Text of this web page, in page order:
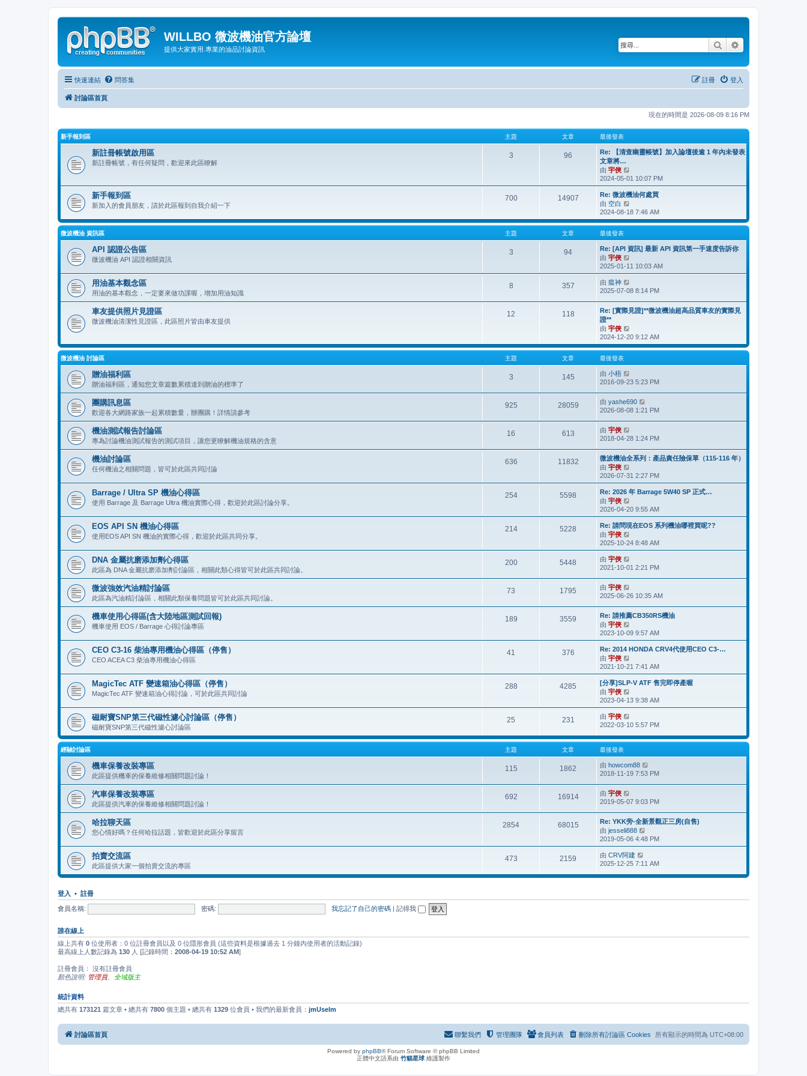
WILLBO 微波機油官方論壇
提供大家實用.專業的油品討論資訊 搜尋
快速連結 問答集 登入
註冊
討論區首頁
現在的時間是 2026-08-09 8:16 PM
新手報到區 主題 文章 最後發表
新註冊帳號啟用區
新註冊帳號，有任何疑問，歡迎來此區瞭解
3 96
Re: 【清查幽靈帳號】加入論壇後逾 1 年內未發表
文章將…
由 宇俠
視
最
後
表
2024-05-01 10:07 PM
新手報到區
新加入的會員朋友，請於此區報到自我介紹一下
700 14907
Re: 微波機油何處買
由 空白
視
最
發
表
2024-08-18 7:46 AM
微波機油 資訊區 主題 文章 最後發表
API 認證公告區
微波機油 API 認證相關資訊
3 94
Re: [API 資訊] 最新 API 資訊第一手速度告訴你
由 宇俠
視
最
發
表
2025-01-11 10:03 AM
用油基本觀念區
用油的基本觀念，一定要來做功課喔，增加用油知識
8 357 由 瘟神
視
最
後
2025-07-08 8:14 PM
車友提供照片見證區
微波機油清潔性見證區，此區照片皆由車友提供
12 118
Re: [實際見證]**微波機油超高品質車友的實際見
證**
由 宇俠
視
最
發
2024-12-20 9:12 AM
微波機油 討論區 主題 文章 最後發表
贈油福利區
贈油福利區，通知您文章篇數累積達到贈油的標準了
3 145 由 小梧
視
最
後
發
2016-09-23 5:23 PM
團購訊息區
歡迎各大網路家族一起累積數量，辦團購！詳情請參考
925 28059 由 yashe690
視
最
發
2026-08-08 1:21 PM
機油測試報告討論區
專為討論機油測試報告的測試項目，讓您更瞭解機油規格的含意
16 613 由 宇俠
視
最
後
表
2018-04-28 1:24 PM
機油討論區
任何機油之相關問題，皆可於此區共同討論
636 11832
微波機油全系列：產品責任險保單（115-116 年）
由 宇俠
視
最
後
表
2026-07-31 2:27 PM
Barrage / Ultra SP 機油心得區
使用 Barrage 及 Barrage Ultra 機油實際心得，歡迎於此區討論分享。
254 5598
Re: 2026 年 Barrage 5W40 SP 正式…
由 宇俠
視
最
後
表
2026-04-20 9:55 AM
EOS API SN 機油心得區
使用EOS API SN 機油的實際心得，歡迎於此區共同分享。
214 5228
Re: 請問現在EOS 系列機油哪裡買呢??
由 宇俠
視
最
發
表
2025-10-24 8:48 AM
DNA 金屬抗磨添加劑心得區
此區為 DNA 金屬抗磨添加劑討論區，相關此類心得皆可於此區共同討論。
200 5448 由 宇俠
視
最
發
2021-10-01 2:21 PM
微波強效汽油精討論區
此區為汽油精討論區，相關此類保養問題皆可於此區共同討論。
73 1795 由 宇俠
視
最
後
表
2025-06-26 10:35 AM
機車使用心得區(含大陸地區測試回報)
機車使用 EOS / Barrage 心得討論專區
189 3559
Re: 請推薦CB350RS機油
由 宇俠
視
最
後
表
2023-10-09 9:57 AM
CEO C3-16 柴油專用機油心得區（停售）
CEO ACEA C3 柴油專用機油心得區
41 376
Re: 2014 HONDA CRV4代使用CEO C3-…
由 宇俠
視
最
後
表
2021-10-21 7:41 AM
MagicTec ATF 變速箱油心得區（停售）
MagicTec ATF 變速箱油心得討論，可於此區共同討論
288 4285
[分享]SLP-V ATF 售完即停產喔
由 宇俠
視
最
發
表
2023-04-13 9:38 AM
磁耐寶SNP第三代磁性濾心討論區（停售）
磁耐寶SNP第三代磁性濾心討論區
25 231 由 宇俠
視
最
後
表
2022-03-10 5:57 PM
經驗討論區 主題 文章 最後發表
機車保養改裝專區
此區提供機車的保養維修相關問題討論！
115 1862 由 howcom88
視
最
發
2018-11-19 7:53 PM
汽車保養改裝專區
此區提供汽車的保養維修相關問題討論！
692 16914 由 宇俠
視
最
後
發
表
2019-05-07 9:03 PM
哈拉聊天區
您心情好嗎？任何哈拉話題，皆歡迎於此區分享留言
2854 68015
Re: YKK旁-全新景觀正三房(自售)
由 jesseli888
視
最
發
表
2019-05-06 4:48 PM
拍賣交流區
此區提供大家一個拍賣交流的專區
473 2159 由 CRV阿建
視
最
表
2025-12-25 7:11 AM
登入 • 註冊
會員名稱: 密碼: 我忘記了自己的密碼 | 記得我
誰在線上
線上共有 0 位使用者：0 位註冊會員以及 0 位隱形會員 (這些資料是根據過去 1 分鐘內使用者的活動記錄)
最高線上人數記錄為 130 人 [記錄時間： 2008-04-19 10:52 AM]
註冊會員： 沒有註冊會員
顏色說明: 管理員、 全域版主
統計資料
總共有 173121 篇文章 • 總共有 7800 個主題 • 總共有 1329 位會員 • 我們的最新會員： jmUselm
討論區首頁 所有顯示的時間為 UTC+08:00
刪除所有討論區 Cookies
會員列表
管理團隊
聯繫我們
Powered by phpBB® Forum Software © phpBB Limited
正體中文語系由 竹貓星球 維護製作